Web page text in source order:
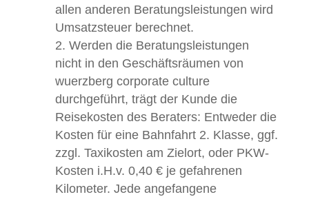
allen anderen Beratungsleistungen wird
Umsatzsteuer berechnet.
Werden die Beratungsleistungen
nicht in den Geschäftsräumen von
wuerzberg corporate culture
durchgeführt, trägt der Kunde die
Reisekosten des Beraters: Entweder die
Kosten für eine Bahnfahrt 2. Klasse, ggf.
zzgl. Taxikosten am Zielort, oder PKW-
Kosten i.H.v. 0,40 € je gefahrenen
Kilometer. Jede angefangene